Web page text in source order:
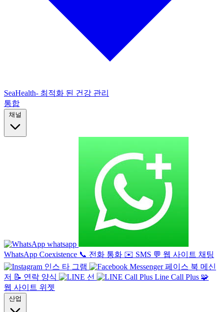
SeaHealth- 최적화 된 건강 관리
통합
채널
whatsapp
WhatsApp Coexistence 📞 전화 통화 ✉️ SMS 💬 웹 사이트 채팅
인스 타 그램
페이스 북 메신
저 📝 연락 양식 선 Line Call Plus 🧩
웹 사이트 위젯
산업